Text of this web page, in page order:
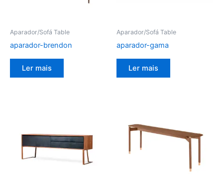
Aparador/Sofá Table
aparador-brendon
Ler mais
Aparador/Sofá Table
aparador-gama
Ler mais